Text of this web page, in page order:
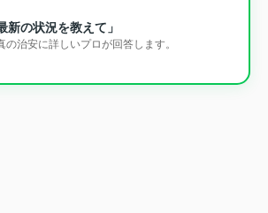
新の状況を教えて」
の治安に詳しいプロが回答します。